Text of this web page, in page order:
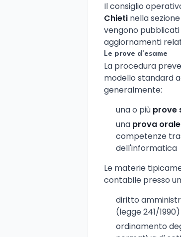
Il consiglio
Chieti nella
vengono
aggiornamenti
Le prove d'esame
La procedura
modello standard
generalmente:
una o più prove
una prova orale
competenze
dell'informatica
Le materie
contabile presso
diritto
(legge 241/1990)
ordinamento